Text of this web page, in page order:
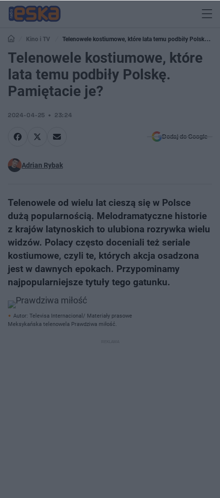
Kino i TV
Telenowele kostiumowe, które lata temu podbiły Polskę.
Pamiętacie je?
Telenowele kostiumowe, które
lata temu podbiły Polskę.
Pamiętacie je?
2024-04-25 23:24
Dodaj do Google
Adrian Rybak
Telenowele od wielu lat cieszą się w Polsce
dużą popularnością. Melodramatyczne historie
z krajów latynoskich to ulubiona rozrywka wielu
widzów. Polacy często doceniali też seriale
kostiumowe, czyli te, których akcja osadzona
jest w dawnych epokach. Przypominamy
najpopularniejsze tytuły tego gatunku.
Autor: Televisa Internacional/ Materiały prasowe
Meksykańska telenowela Prawdziwa miłość.